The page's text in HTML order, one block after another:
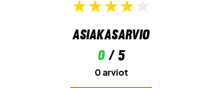
Asiakasarvio
0/ 5
0 arviot